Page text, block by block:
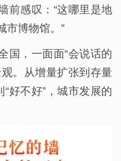
前感叹：“这哪里是地
市博物馆。”
国，一面面“会说话的
。从增量扩张到存量
“好不好”，城市发展的